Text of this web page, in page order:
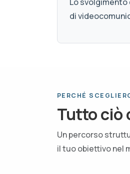
di
PERCHÉ
Tutto ciò
Un percorso
il tuo obiettivo nel